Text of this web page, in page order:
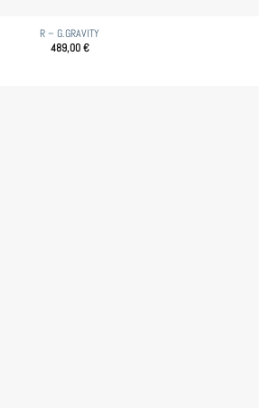
R – G.GRAVITY
489,00€